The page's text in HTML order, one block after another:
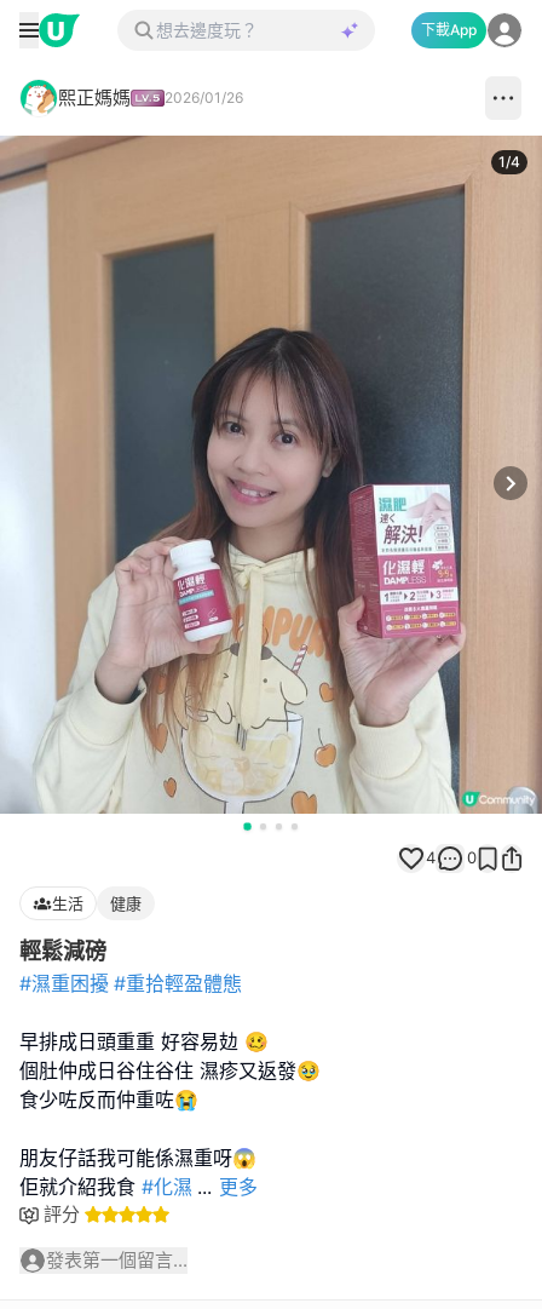
下載App
熙正媽媽 2026/01/26
1/4
4 0
生活 健康
輕鬆減磅
#濕重困擾 #重拾輕盈體態
早排成日頭重重 好容易攰 🥴
個肚仲成日谷住谷住 濕疹又返發🥹
食少咗反而仲重咗😭
朋友仔話我可能係濕重呀😱
佢就介紹我食 #化濕 ... 更多
評分
發表第一個留言...